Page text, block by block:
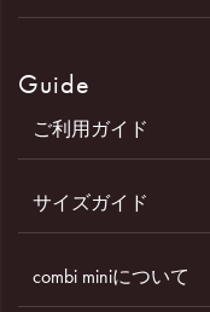
Guide
ご利用ガイド
サイズガイド
combi miniについて